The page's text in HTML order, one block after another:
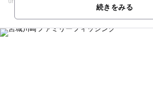
冬季休業をいただいております。 【営業時間】 ４～ ９月 AM 10:00～P
M 5:00 10〜11月 AM 10:00～PM 4:00 ※天候
合がありますので 天候に不安がある場合は電
ください。 【料金システム】 ○レンタル代………………………500円(税
込)/1セット 釣り竿・ねりエサ・バケツで1セ
友達とご一緒にいらした場合でも 1セットから
続きをみる